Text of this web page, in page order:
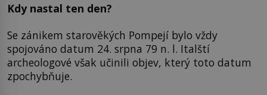
Kdy nastal ten den?
Se zánikem starověkých Pompejí bylo vždy
spojováno datum 24. srpna 79 n. l. Italští
archeologové však učinili objev, který toto datum
zpochybňuje.